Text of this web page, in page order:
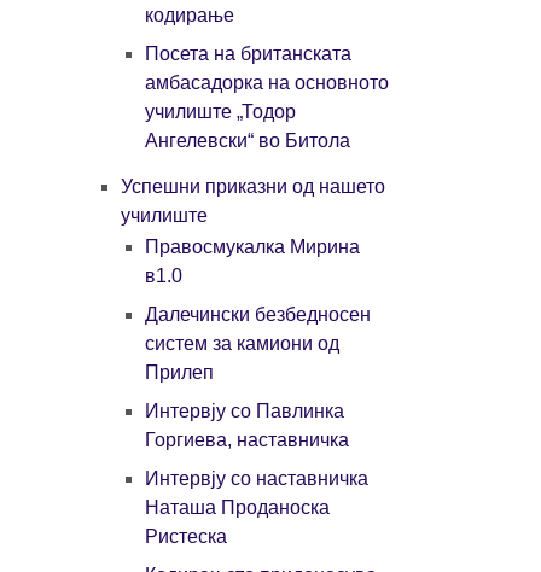
кодирање
Посета на британската
амбасадорка на основното
училиште „Тодор
Ангелевски“ во Битола
Успешни приказни од нашето
училиште
Правосмукалка Мирина
в1.0
Далечински безбедносен
систем за камиони од
Прилеп
Интервју со Павлинка
Горгиева, наставничка
Интервју со наставничка
Наташа Проданоска
Ристеска